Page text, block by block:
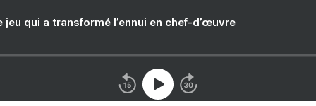
jeu qui a transformé l’ennui en chef-d’œuvre